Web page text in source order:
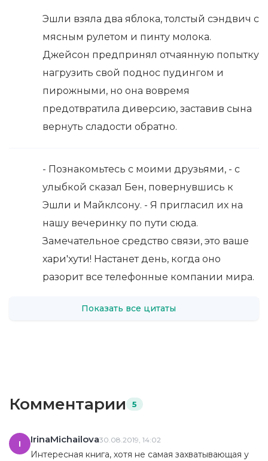
Эшли взяла два яблока, толстый сэндвич с
мясным рулетом и пинту молока.
Джейсон предпринял отчаянную попытку
нагрузить свой поднос пудингом и
пирожными, но она вовремя
предотвратила диверсию, заставив сына
вернуть сладости обратно.
- Познакомьтесь с моими друзьями, - с
улыбкой сказал Бен, повернувшись к
Эшли и Майклсону. - Я пригласил их на
нашу вечеринку по пути сюда.
Замечательное средство связи, это ваше
хари'хути! Настанет день, когда оно
разорит все телефонные компании мира.
Показать все цитаты
Комментарии 5
I IrinaMichailova30.08.2019, 14:02
Интересная книга, хотя не самая захватывающая у